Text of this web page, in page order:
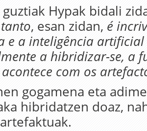
Hypak bidali
, esan zidan, é
e a inteligência artificial
a hibridizar-se, a
com os
gogamena eta
hibridatzen doaz,